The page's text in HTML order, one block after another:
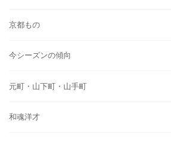
京都もの
今シーズンの傾向
元町・山下町・山手町
和魂洋才